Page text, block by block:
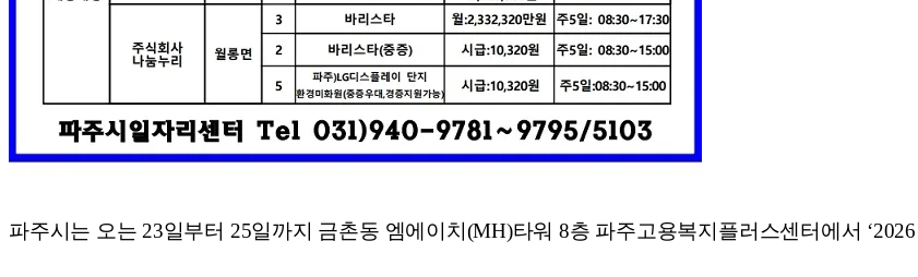
파주시는 오는 23일부터 25일까지 금촌동 엠에이치(MH)타워 8층 파주고용복지플러스센터에서